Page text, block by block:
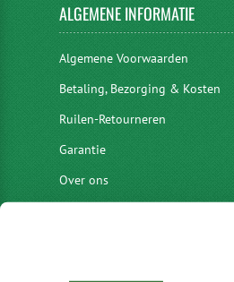
ALGEMENEINFORMATIE
Algemene Voorwaarden
Betaling, Bezorging & Kosten
Ruilen-Retourneren
Garantie
Over ons